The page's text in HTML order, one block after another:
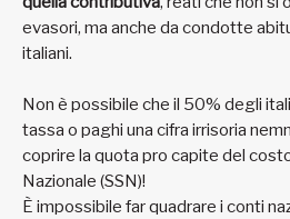
evasori, ma anche da condotte
italiani.
Non è possibile che il 50% degli
tassa o paghi una cifra irrisoria
coprire la quota pro capite del
Nazionale (SSN)!
È impossibile far quadrare i conti